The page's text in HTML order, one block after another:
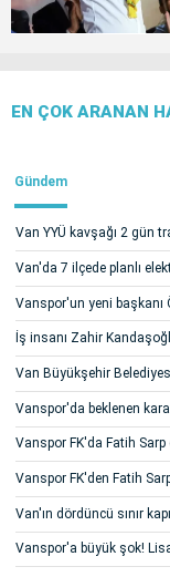
EN ÇOK ARANAN
Gündem
Van YYÜ kavşağı 2 gün
Van'da 7 ilçede planlı
Vanspor'un yeni başkanı
İş insanı Zahir
Van Büyükşehir
Vanspor'da beklenen karar
Vanspor FK'da Fatih Sarp
Vanspor FK'den Fatih
Van'ın dördüncü sınır
Vanspor'a büyük şok!